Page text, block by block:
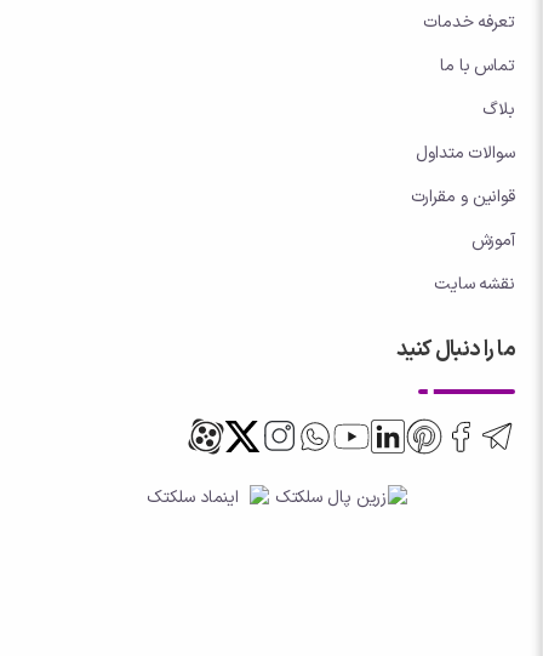
تعرفه خدمات
تماس با ما
بلاگ
سوالات متداول
قوانین و مقرارت
آموزش
نقشه سایت
ما را دنبال کنید